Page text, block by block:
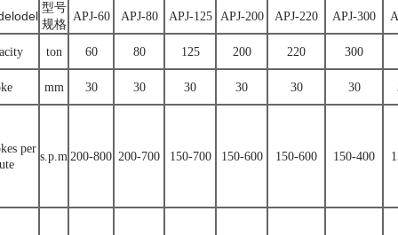
型号
规格
APJ-60 APJ-80 APJ-125 APJ-200 APJ-220 APJ-300
ton 60 80 125 200 220 300
mm 30 30 30 30 30 30
per
s.p.m 200-800 200-700 150-700 150-600 150-600 150-400